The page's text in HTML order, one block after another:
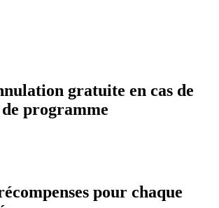
gratuite en cas de
programme
pour chaque